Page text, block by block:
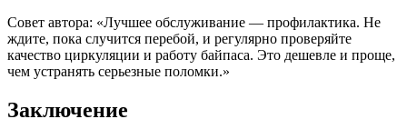
Совет автора: «Лучшее обслуживание — профилактика. Не
ждите, пока случится перебой, и регулярно проверяйте
качество циркуляции и работу байпаса. Это дешевле и проще,
чем устранять серьезные поломки.»
Заключение